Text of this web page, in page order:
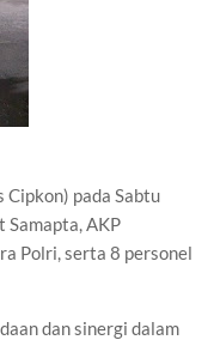
Cipkon) pada Sabtu
AKP
Polri, serta 8 personel
dan sinergi dalam